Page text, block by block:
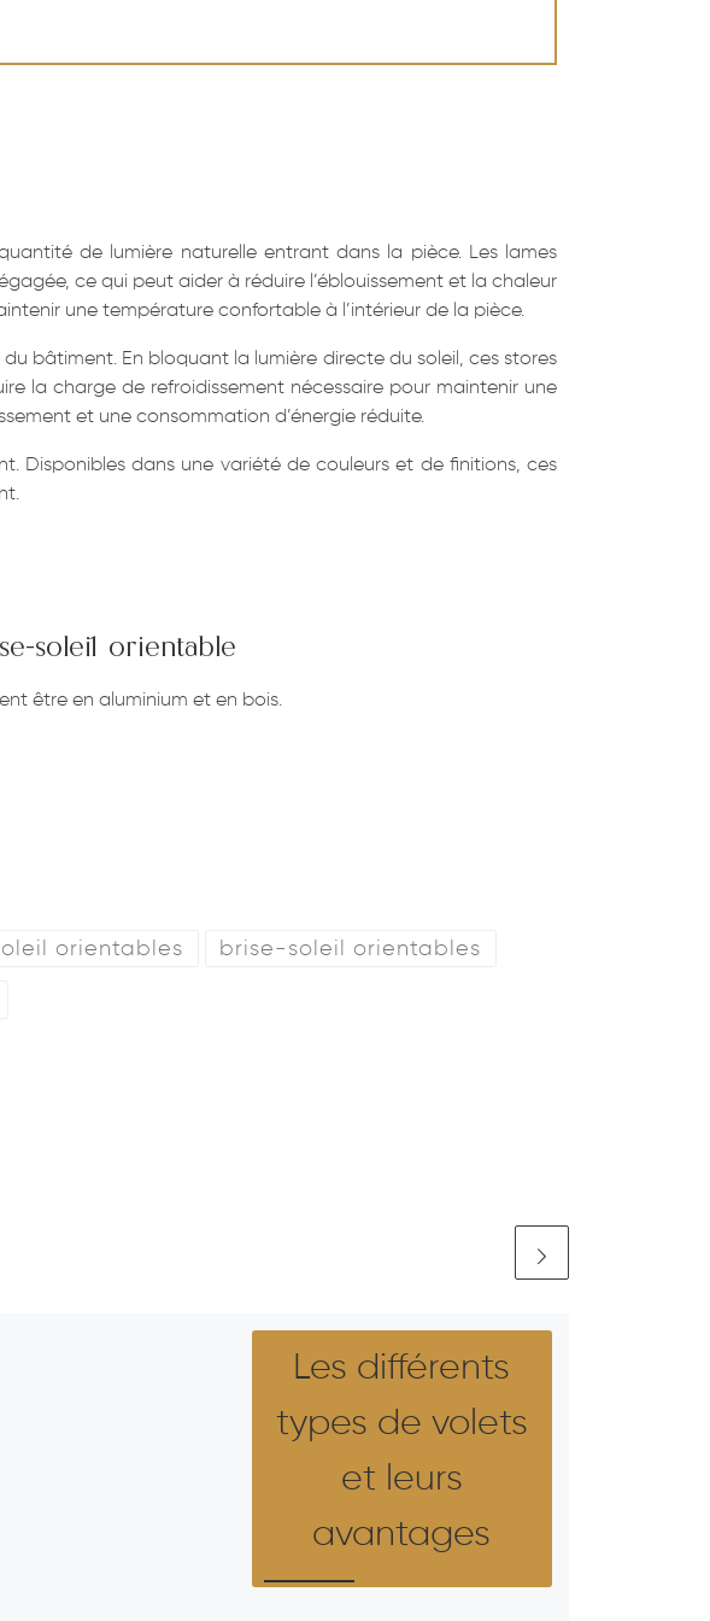
de lumière naturelle entrant dans la pièce. Les lames
ce qui peut aider à réduire l’éblouissement et la chaleur
une température confortable à l’intérieur de la pièce.
bâtiment. En bloquant la lumière directe du soleil, ces stores
la charge de refroidissement nécessaire pour maintenir une
et une consommation d’énergie réduite.
dans une variété de couleurs et de finitions, ces
soleil orientable
être en aluminium et en bois.
orientables brise-soleil orientables
Les différents
types de volets
et leurs
avantages